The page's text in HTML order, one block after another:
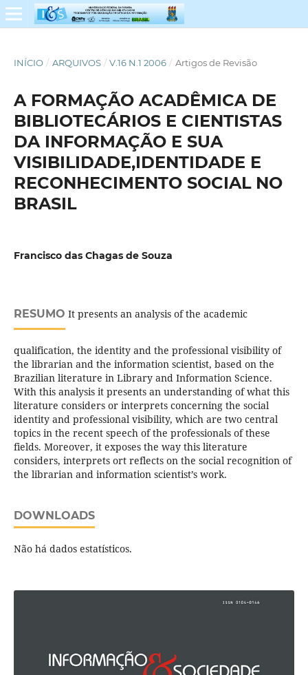
INÍCIO / ARQUIVOS / V.16 N.1 2006 / Artigos de Revisão
A FORMAÇÃO ACADÊMICA DE
BIBLIOTECÁRIOS E CIENTISTAS
DA INFORMAÇÃO E SUA
VISIBILIDADE,IDENTIDADE E
RECONHECIMENTO SOCIAL NO
BRASIL
Francisco das Chagas de Souza
RESUMO It presents an analysis of the academic
qualification, the identity and the professional visibility of
the librarian and the information scientist, based on the
Brazilian literature in Library and Information Science.
With this analysis it presents an understanding of what this
literature considers or interprets concerning the social
identity and professional visibility, which are two central
topics in the recent speech of the professionals of these
fields. Moreover, it exposes the way this literature
considers, interprets ort reflects on the social recognition of
the librarian and information scientist’s work.
DOWNLOADS
Não há dados estatísticos.